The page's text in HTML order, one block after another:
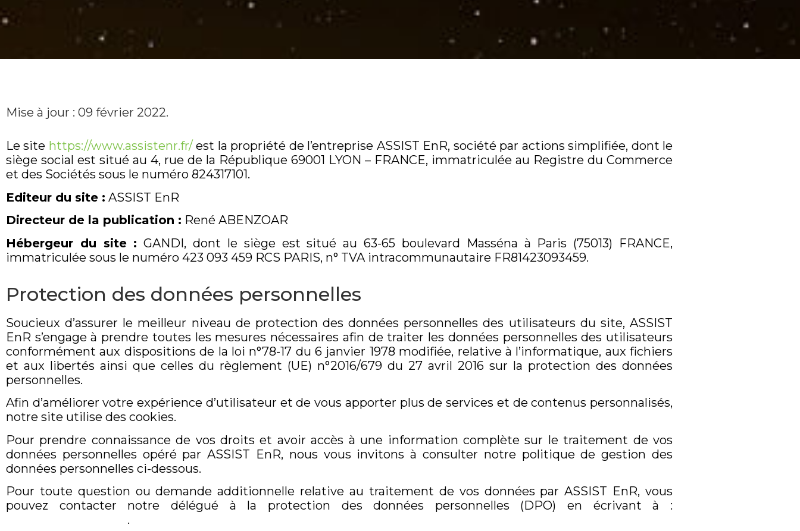
Mise à jour : 09 février 2022.
Le site https://www.assistenr.fr/est la propriété de l’entreprise ASSIST EnR, société par actions simplifiée, dont le
siège social est situé au 4, rue de la République 69001 LYON – FRANCE, immatriculée au Registre du Commerce
et des Sociétés sous le numéro 824317101.
Editeur du site : ASSIST EnR
Directeur de la publication : René ABENZOAR
Hébergeur du site : GANDI, dont le siège est situé au 63-65 boulevard Masséna à Paris (75013) FRANCE,
immatriculée sous le numéro 423 093 459 RCS PARIS, n° TVA intracommunautaire FR81423093459.
Protection des données personnelles
Soucieux d’assurer le meilleur niveau de protection des données personnelles des utilisateurs du site, ASSIST
EnR s’engage à prendre toutes les mesures nécessaires afin de traiter les données personnelles des utilisateurs
conformément aux dispositions de la loi n°78-17 du 6 janvier 1978 modifiée, relative à l’informatique, aux fichiers
et aux libertés ainsi que celles du règlement (UE) n°2016/679 du 27 avril 2016 sur la protection des données
personnelles.
Afin d’améliorer votre expérience d’utilisateur et de vous apporter plus de services et de contenus personnalisés,
notre site utilise des cookies.
Pour prendre connaissance de vos droits et avoir accès à une information complète sur le traitement de vos
données personnelles opéré par ASSIST EnR, nous vous invitons à consulter notre politique de gestion des
données personnelles ci-dessous.
Pour toute question ou demande additionnelle relative au traitement de vos données par ASSIST EnR, vous
pouvez contacter notre délégué à la protection des données personnelles (DPO) en écrivant à :
.